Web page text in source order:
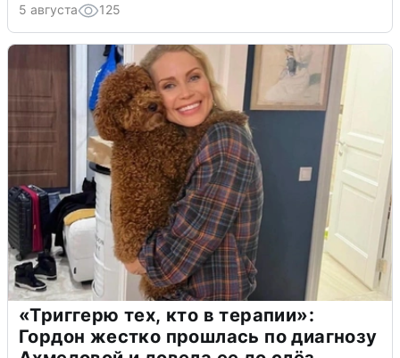
5 августа 125
«Триггерю тех, кто в терапии»:
Гордон жестко прошлась по диагнозу